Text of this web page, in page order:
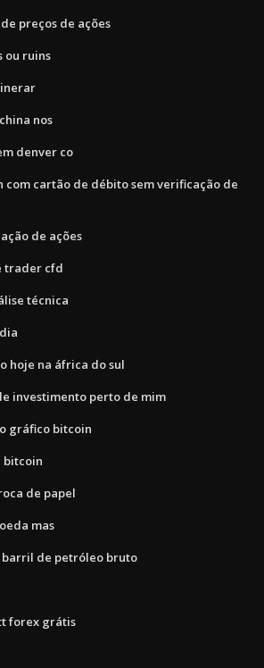
preços de ações
ou ruins
nos
denver co
com cartão de débito sem verificação de
de ações
trader cfd
técnica
hoje na áfrica do sul
investimento perto de mim
gráfico bitcoin
bitcoin
de papel
mas
barril de petróleo bruto
forex grátis